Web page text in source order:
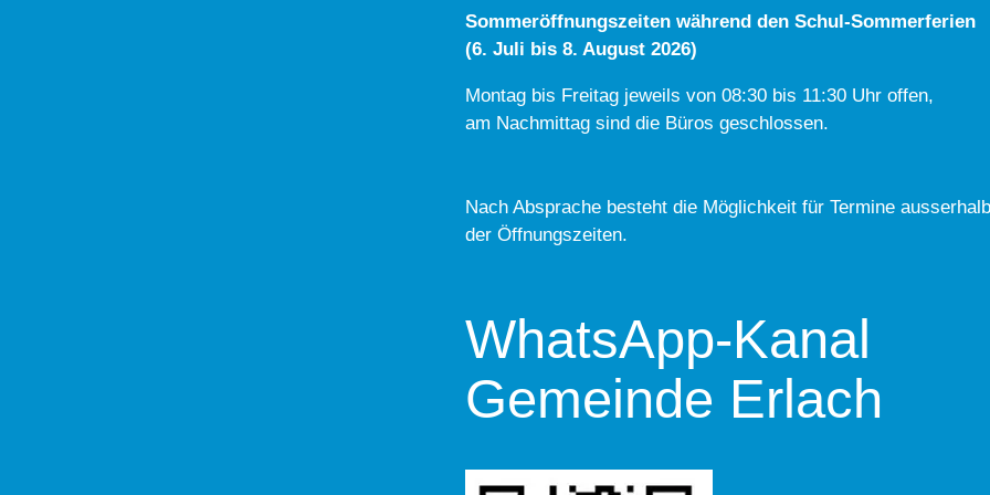
Sommeröffnungszeiten während den Schul-Sommerferien
(6. Juli bis 8. August 2026)
Montag bis Freitag jeweils von 08:30 bis 11:30 Uhr offen,
am Nachmittag sind die Büros geschlossen.
Nach Absprache besteht die Möglichkeit für Termine
der Öffnungszeiten.
WhatsApp-Kanal
Gemeinde Erlach